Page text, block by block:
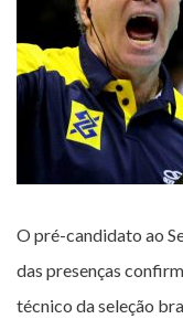
O pré-candidato ao
das presenças
técnico da seleção